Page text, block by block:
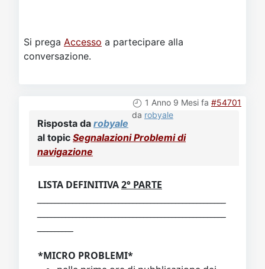
Si prega Accesso a partecipare alla
conversazione.
1 Anno 9 Mesi fa #54701
da robyale
Risposta da robyale
al topic Segnalazioni Problemi di
navigazione
LISTA DEFINITIVA2° PARTE
*MICRO PROBLEMI*